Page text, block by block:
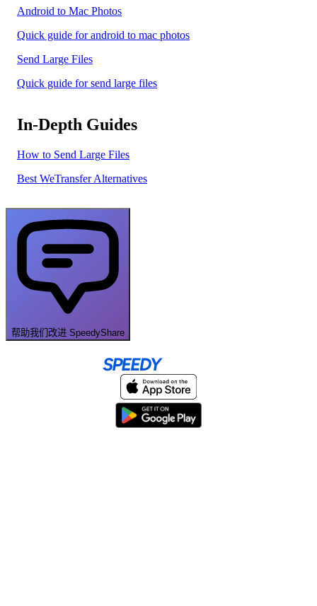
Android to Mac Photos
Quick guide for android to mac photos
Send Large Files
Quick guide for send large files
In-Depth Guides
How to Send Large Files
Best WeTransfer Alternatives
帮助我们改进 SpeedyShare